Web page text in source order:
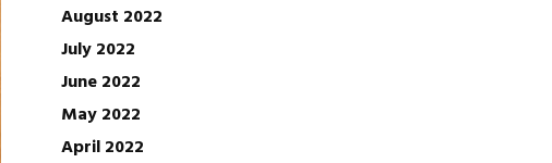
August 2022
July 2022
June 2022
May 2022
April 2022